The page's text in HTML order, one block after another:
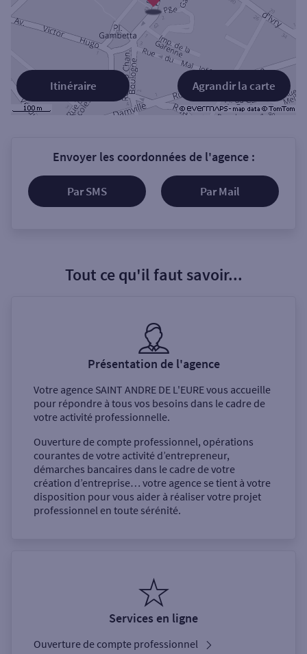
Agrandir la carte
Itinéraire
Envoyer les coordonnées de l'agence :
Par SMS Par Mail
Tout ce qu'il faut savoir...
Présentation de l'agence
Votre agence SAINT ANDRE DE L'EUREvous accueille
pour répondre à tous vos besoins dans le cadre de
votre activité professionnelle.
Ouverture de compte professionnel, opérations
courantes de votre activité d’entrepreneur,
démarches bancaires dans le cadre de votre
création d’entreprise… votre agence se tient à votre
disposition pour vous aider à réaliser votre projet
professionnel en toute sérénité.
Services en ligne
Ouverture de compte professionnel